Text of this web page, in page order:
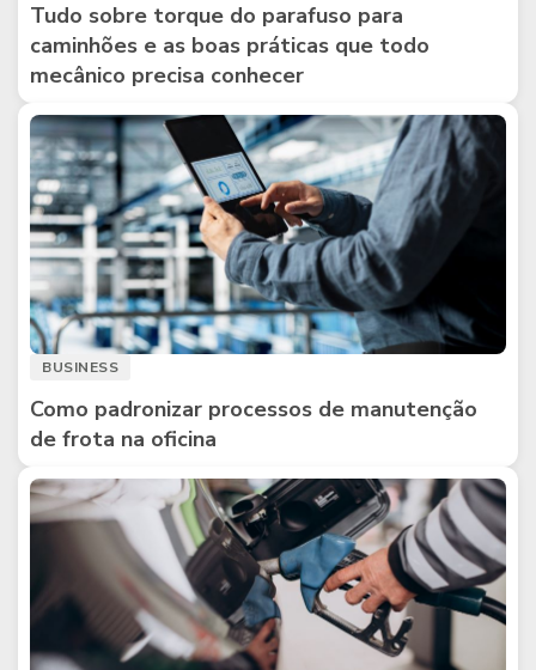
Tudo sobre torque do parafuso para
caminhões e as boas práticas que todo
mecânico precisa conhecer
BUSINESS
Como padronizar processos de manutenção
de frota na oficina